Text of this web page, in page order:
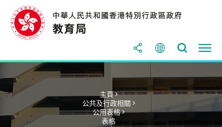
主頁 >
公共及行政相關 >
公用表格 >
表格